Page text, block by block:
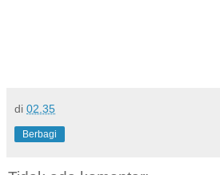
di 02.35
Berbagi